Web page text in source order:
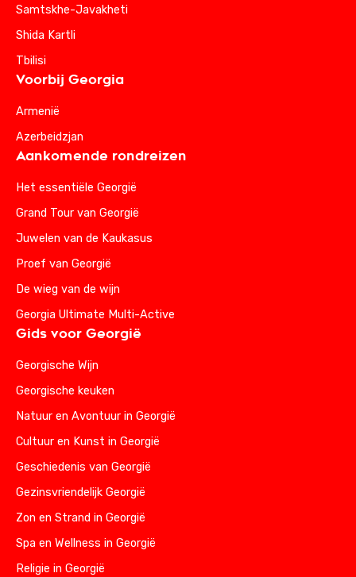
Samtskhe-Javakheti
Shida Kartli
Tbilisi
Voorbij Georgia
Armenië
Azerbeidzjan
Aankomende rondreizen
Het essentiële Georgië
Grand Tour van Georgië
Juwelen van de Kaukasus
Proef van Georgië
De wieg van de wijn
Georgia Ultimate Multi-Active
Gids voor Georgië
Georgische Wijn
Georgische keuken
Natuur en Avontuur in Georgië
Cultuur en Kunst in Georgië
Geschiedenis van Georgië
Gezinsvriendelijk Georgië
Zon en Strand in Georgië
Spa en Wellness in Georgië
Religie in Georgië